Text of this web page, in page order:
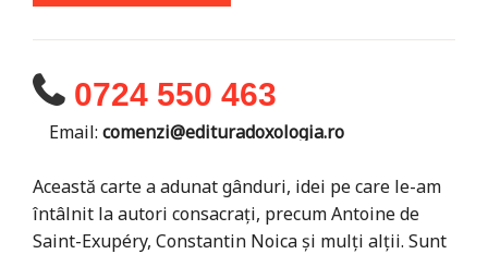
0724 550 463
Email: comenzi@edituradoxologia.ro
Această carte a adunat gânduri, idei pe care le-am
întâlnit la autori consacrați, precum Antoine de
Saint-Exupéry, Constantin Noica și mulți alții. Sunt